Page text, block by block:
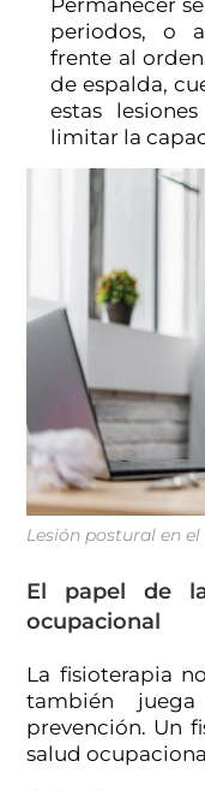
Permanecer
periodos, o
frente al
de espalda,
estas
limitar la
Lesión postural en
El papel de
ocupacional
La fisioterapia
también
prevención. Un
salud